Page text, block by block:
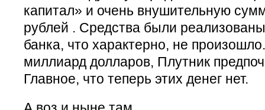
капитал» и очень внушительную
рублей . Средства были
банка, что характерно, не
миллиард долларов, Плутник
Главное, что теперь этих денег нет.